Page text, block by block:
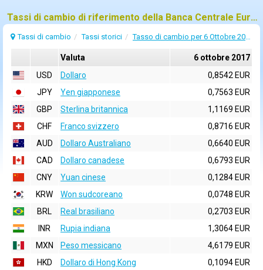
Tassi di cambio di riferimento della Banca Centrale Europea (BCE) per 6 ottobre 2017
Tassi di cambio Tassi storici Tasso di cambio per 6 Ottobre 2017
Valuta
6 ottobre 2017
USD
Dollaro
0,8542 EUR
JPY
Yen giapponese
0,7563 EUR
GBP
Sterlina britannica
1,1169 EUR
CHF
Franco svizzero
0,8716 EUR
AUD
Dollaro Australiano
0,6640 EUR
CAD
Dollaro canadese
0,6793 EUR
CNY
Yuan cinese
0,1284 EUR
KRW
Won sudcoreano
0,0748 EUR
BRL
Real brasiliano
0,2703 EUR
INR
Rupia indiana
1,3064 EUR
MXN
Peso messicano
4,6179 EUR
HKD
Dollaro di Hong Kong
0,1094 EUR